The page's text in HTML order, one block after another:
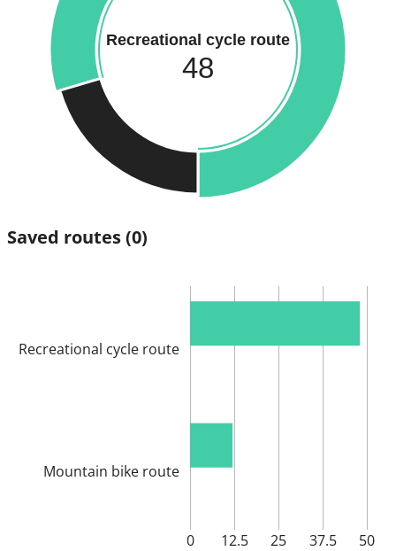
Recreational cycle route
48
Saved routes(0)
0 12.5 25 37.5 50
Mountain bike route
Recreational cycle route